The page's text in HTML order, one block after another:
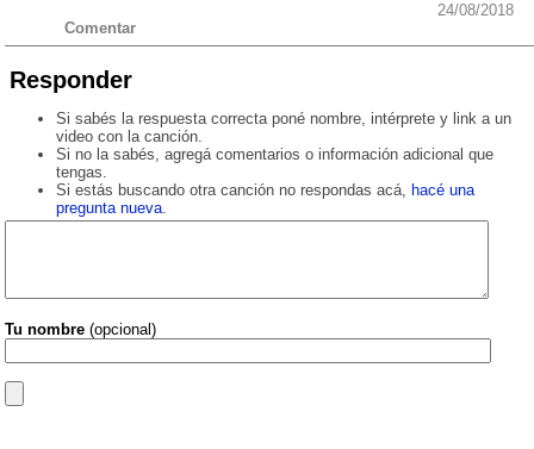
24/08/2018
Comentar
Responder
Si sabés la respuesta correcta poné nombre, intérprete y link a un
video con la canción.
Si no la sabés, agregá comentarios o información adicional que
tengas.
Si estás buscando otra canción no respondas acá, hacé una
pregunta nueva.
Tu nombre (opcional)